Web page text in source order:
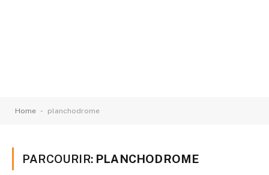
Home - planchodrome
PARCOURIR: PLANCHODROME